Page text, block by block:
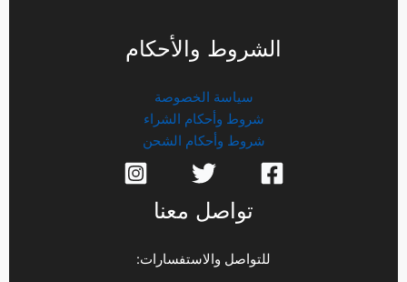
الشروط والأحكام
سياسة الخصوصة
شروط وأحكام الشراء
شروط وأحكام الشحن
تواصل معنا
للتواصل والاستفسارات: